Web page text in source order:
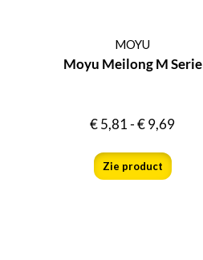
MOYU
Moyu Meilong M Serie
€5,81-€9,69
Zie product